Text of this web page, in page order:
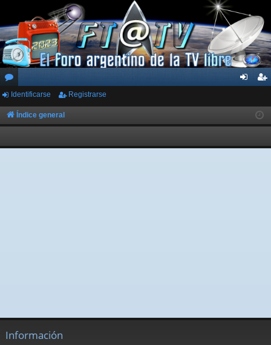
or
os
ar
ist
rs
Identificarse Registrarse
Índice general
Información